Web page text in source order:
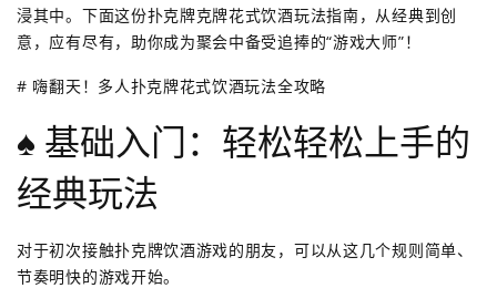
浸其中。下面这份扑克牌克牌花式饮酒玩法指南，从经典到创
意，应有尽有，助你成为聚会中备受追捧的“游戏大师”！
# 嗨翻天！多人扑克牌花式饮酒玩法全攻略
♠️ 基础入门：轻松轻松上手的
经典玩法
对于初次接触扑克牌饮酒游戏的朋友，可以从这几个规则简单、
节奏明快的游戏开始。